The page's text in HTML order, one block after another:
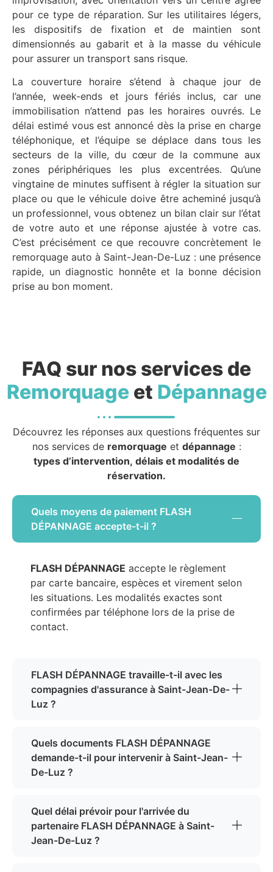
pour ce type de réparation. Sur les utilitaires légers,
les dispositifs de fixation et de maintien sont
dimensionnés au gabarit et à la masse du véhicule
pour assurer un transport sans risque.
La couverture horaire s’étend à chaque jour de
l’année, week-ends et jours fériés inclus, car une
immobilisation n’attend pas les horaires ouvrés. Le
délai estimé vous est annoncé dès la prise en charge
téléphonique, et l’équipe se déplace dans tous les
secteurs de la ville, du cœur de la commune aux
zones périphériques les plus excentrées. Qu’une
vingtaine de minutes suffisent à régler la situation sur
place ou que le véhicule doive être acheminé jusqu’à
un professionnel, vous obtenez un bilan clair sur l’état
de votre auto et une réponse ajustée à votre cas.
C’est précisément ce que recouvre concrètement le
remorquage auto à Saint-Jean-De-Luz : une présence
rapide, un diagnostic honnête et la bonne décision
prise au bon moment.
FAQ sur nos services de
Remorquageet Dépannage
Découvrez les réponses aux questions fréquentes sur
nos services de remorquage et dépannage :
types d’intervention, délais et modalités de
réservation.
Quels moyens de paiement FLASH
DÉPANNAGE accepte-t-il ?
FLASH DÉPANNAGE accepte le règlement
par carte bancaire, espèces et virement selon
les situations. Les modalités exactes sont
confirmées par téléphone lors de la prise de
contact.
FLASH DÉPANNAGE travaille-t-il avec les
compagnies d'assurance à Saint-Jean-De-
Luz ?
Quels documents FLASH DÉPANNAGE
demande-t-il pour intervenir à Saint-Jean-
De-Luz ?
Quel délai prévoir pour l'arrivée du
partenaire FLASH DÉPANNAGE à Saint-
Jean-De-Luz ?